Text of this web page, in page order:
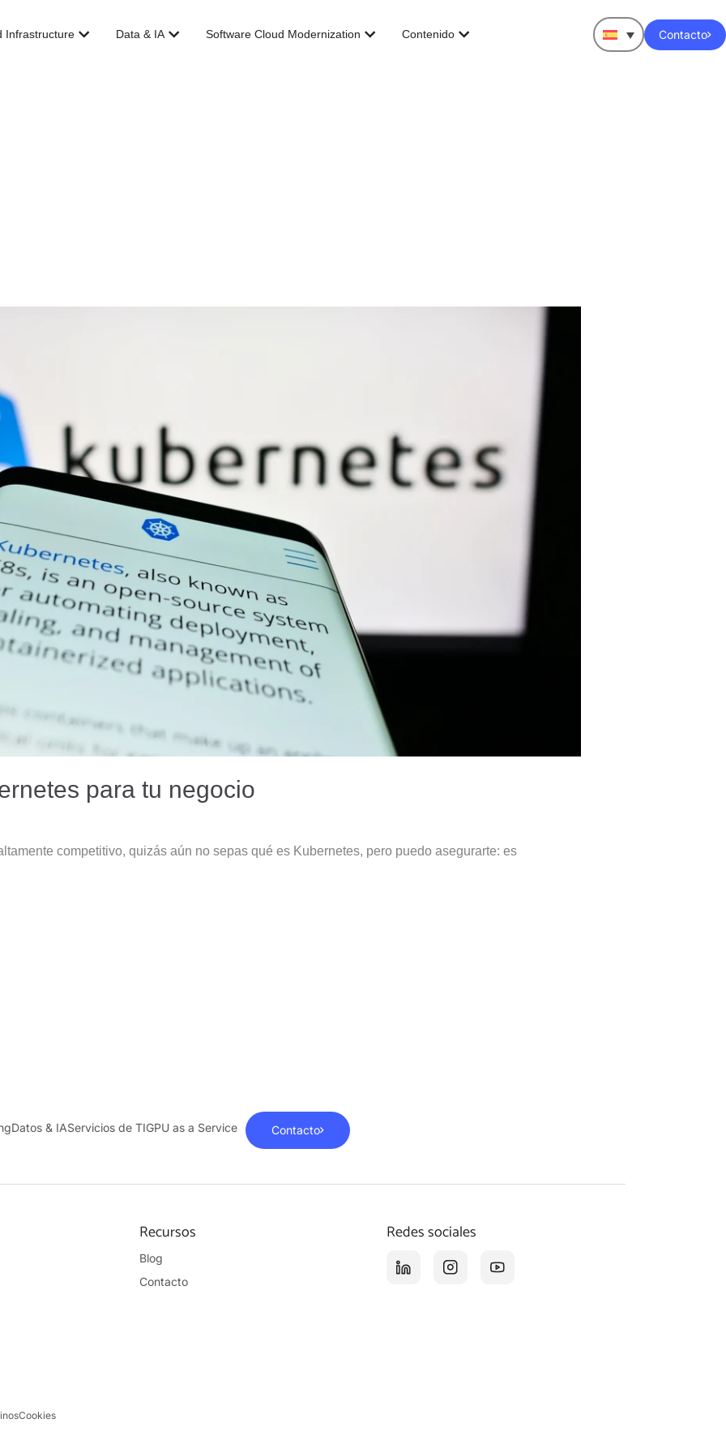
Infrastructure Abrir Cloud Infrastructure
Data & IA Abrir Data & IA
Software Cloud Modernization Abrir Software Cloud Modernization
Contenido Abrir Contenido Contacto
para tu negocio
competitivo, quizás aún no sepas qué es Kubernetes, pero puedo asegurarte: es
Datos & IAServicios de TIGPU as a Service Contacto
Recursos
Blog
Contacto
Redes sociales
Cookies